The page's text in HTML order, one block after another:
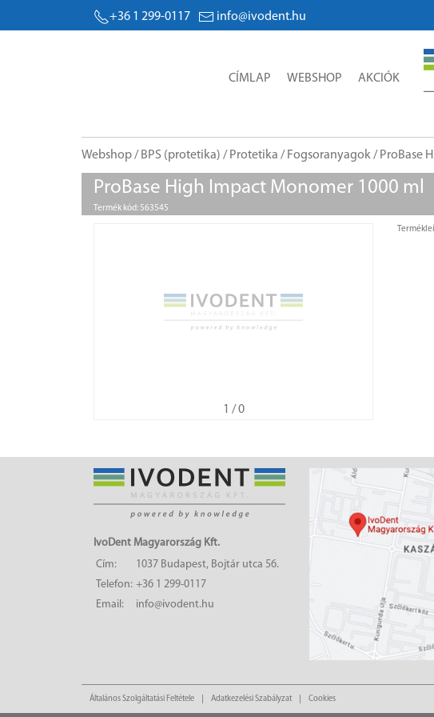
+36 1 299-0117 info@ivodent.hu
CÍMLAP WEBSHOP AKCIÓK
Webshop/ BPS (protetika) / Protetika / Fogsoranyagok/ ProBase
ProBase High Impact Monomer 1000 ml
Termék kód: 563545
1 / 0
IvoDent Magyarország Kft.
Cím:
1037 Budapest, Bojtár utca 56.
Telefon: +36 1 299-0117
Email:
info@ivodent.hu
Általános Szolgáltatási Feltétele Adatkezelési Szabályzat Cookies